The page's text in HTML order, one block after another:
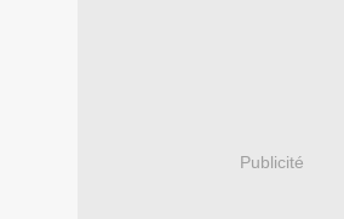
Publicité